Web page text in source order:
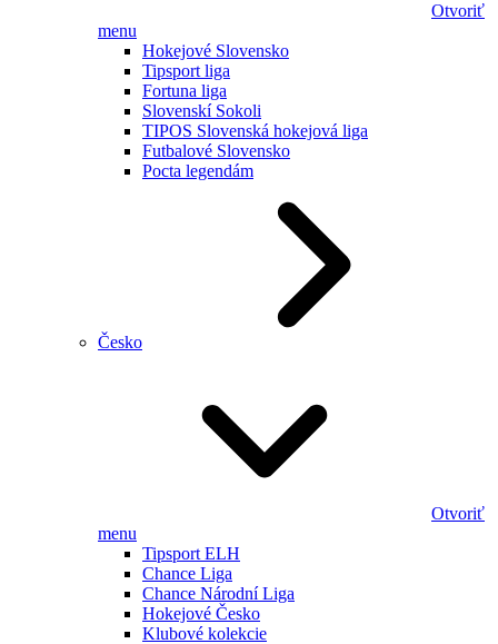
Otvoriť
menu
Hokejové Slovensko
Tipsport liga
Fortuna liga
Slovenskí Sokoli
TIPOS Slovenská hokejová liga
Futbalové Slovensko
Pocta legendám
Česko
Otvoriť
menu
Tipsport ELH
Chance Liga
Chance Národní Liga
Hokejové Česko
Klubové kolekcie